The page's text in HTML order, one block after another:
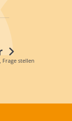
Frage stellen